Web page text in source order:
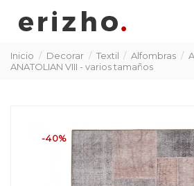
Inicio Decorar Textil Alfombras
ANATOLIAN VIII - varios tamaños
-40%